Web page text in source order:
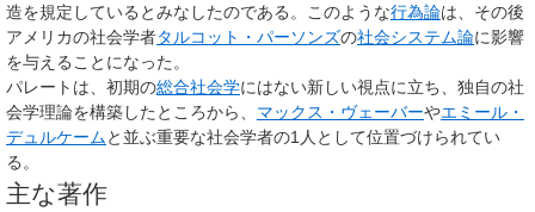
造を規定しているとみなしたのである。このような行為論は、その後
アメリカの社会学者タルコット・パーソンズの社会システム論に影響
を与えることになった。
パレートは、初期の総合社会学にはない新しい視点に立ち、独自の社
会学理論を構築したところから、 マックス・ヴェーバーやエミール・
デュルケームと並ぶ重要な社会学者の1人として位置づけられてい
る。
主な著作